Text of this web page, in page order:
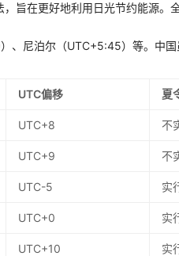
旨在更好地利用日光节约能源。
尼泊尔（UTC+5:45）等。中国
UTC偏移 夏
UTC+8 不
UTC+9 不
UTC-5 实
UTC+0 实
UTC+10 实